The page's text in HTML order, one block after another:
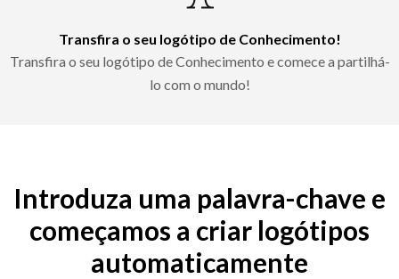
Transfira o seu logótipo de Conhecimento!
Transfira o seu logótipo de Conhecimento e comece a partilhá-
lo com o mundo!
Introduza uma palavra-chave e
começamos a criar logótipos
automaticamente